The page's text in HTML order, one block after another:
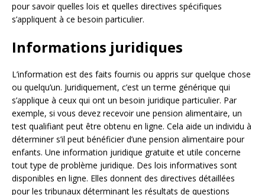
pour savoir quelles lois et quelles directives spécifiques
s’appliquent à ce besoin particulier.
Informations juridiques
L’information est des faits fournis ou appris sur quelque chose
ou quelqu’un. Juridiquement, c’est un terme générique qui
s’applique à ceux qui ont un besoin juridique particulier. Par
exemple, si vous devez recevoir une pension alimentaire, un
test qualifiant peut être obtenu en ligne. Cela aide un individu à
déterminer s’il peut bénéficier d’une pension alimentaire pour
enfants. Une information juridique gratuite et utile concerne
tout type de problème juridique. Des lois informatives sont
disponibles en ligne. Elles donnent des directives détaillées
pour les tribunaux déterminant les résultats de questions